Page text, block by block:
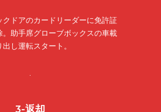
クドアのカードリーダーに免許証
。助手席グローブボックスの車載
し運転スタート。
3-返却